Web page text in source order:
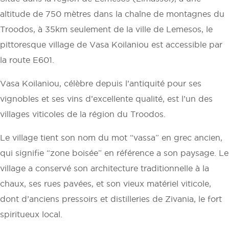
altitude de 750 mètres dans la chaîne de montagnes du
Troodos, à 35km seulement de la ville de Lemesos, le
pittoresque village de Vasa Koilaniou est accessible par
la route E601.
Vasa Koilaniou, célèbre depuis l’antiquité pour ses
vignobles et ses vins d’excellente qualité, est l’un des
villages viticoles de la région du Troodos.
Le village tient son nom du mot “vassa” en grec ancien,
qui signifie “zone boisée” en référence a son paysage. Le
village a conservé son architecture traditionnelle à la
chaux, ses rues pavées, et son vieux matériel viticole,
dont d’anciens pressoirs et distilleries de Zivania, le fort
spiritueux local.